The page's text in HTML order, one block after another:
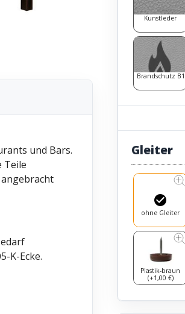
Kunstleder
Brandschutz B1
Gleiter
ohne Gleiter
Plastik-braun
(+1,00 €)
und Bars.
Teile
K-Ecke.